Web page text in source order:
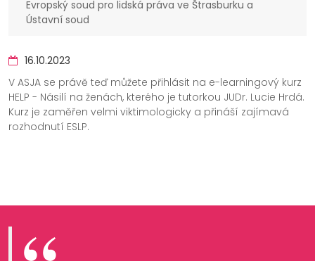
Evropský soud pro lidská práva ve Štrasburku a
Ústavní soud
16.10.2023
V ASJA se právě teď můžete přihlásit na e-learningový kurz
HELP - Násilí na ženách, kterého je tutorkou JUDr. Lucie Hrdá.
Kurz je zaměřen velmi viktimologicky a přináší zajímavá
rozhodnutí ESLP.